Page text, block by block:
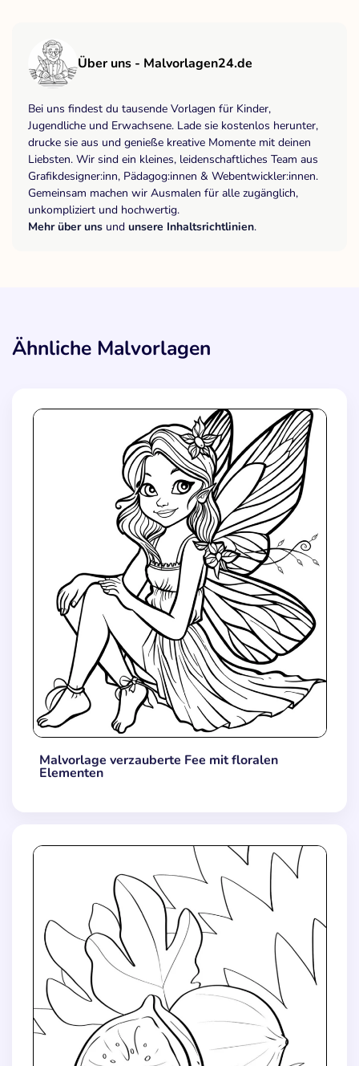
Über uns - Malvorlagen24.de
Bei uns findest du tausende Vorlagen für Kinder,
Jugendliche und Erwachsene. Lade sie kostenlos herunter,
drucke sie aus und genieße kreative Momente mit deinen
Liebsten. Wir sind ein kleines, leidenschaftliches Team aus
Grafikdesigner:inn, Pädagog:innen & Webentwickler:innen.
Gemeinsam machen wir Ausmalen für alle zugänglich,
unkompliziert und hochwertig.
Mehr über uns und unsere Inhaltsrichtlinien.
Ähnliche Malvorlagen
Malvorlage verzauberte Fee mit floralen
Elementen